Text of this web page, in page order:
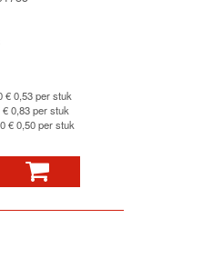
€ 0,53 per stuk
€ 0,83 per stuk
€ 0,50 per stuk